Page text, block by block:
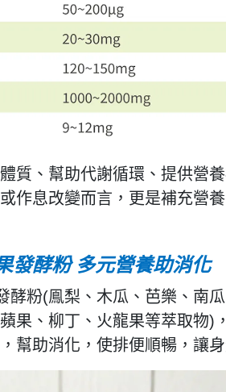
質、幫助代謝循環、提供營
作息改變而言，更是補充營
發酵粉 多元營養助消化
酵粉(鳯梨、木瓜、芭樂、南
果、柳丁、火龍果等萃取物)
幫助消化，使排便順暢，讓